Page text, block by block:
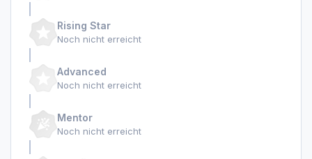
Rising Star
Noch nicht erreicht
Advanced
Noch nicht erreicht
Mentor
Noch nicht erreicht